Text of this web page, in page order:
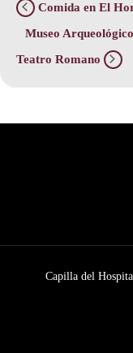
Comida en El
Museo
Teatro Romano
Capilla del